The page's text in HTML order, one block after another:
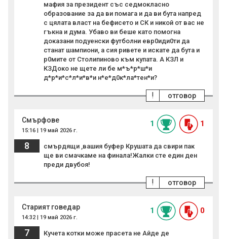
мафия за президент със седмокласно
образование за да ви помага и да ви бута напред
с цялата власт на бефисето и СК и никой от вас не
гъкна и дума. Убаво ви беше като помогна
доказани подуенски футболни евр0иди0ти да
станат шампиони, а сия ривете и искате да бута и
р0мите от Столипиново към купата. А КЗЛ и
КЗДоко не щете ли бе м*ъ*р*ш*и
д*р*и*с*л*и*в*и н*е*д0к*ла*тен*и?
отговор
!
Смърфове
15:16 | 19 май 2026 г.
1 1
8
смърдящи ,вашия буфер Крушата да свири пак
ще ви смачкаме на финала!Жалки сте един ден
преди двубоя!
отговор
!
Старият говедар
14:32 | 19 май 2026 г.
1 0
7 Кучета котки може прасета не Айде де